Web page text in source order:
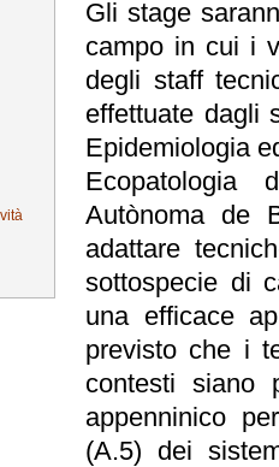
Gli stage
campo in cui i
degli staff
effettuate dagli
Epidemiologia
Ecopatologia
Autònoma de
adattare
sottospecie di
una efficace
previsto che i
contesti siano
appenninico
(A.5) dei